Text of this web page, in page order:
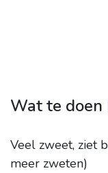
Wat te doen
Veel zweet, ziet
meer zweten)